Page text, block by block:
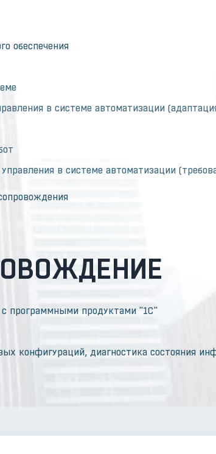
обеспечения
в системе автоматизации
в системе автоматизации
с программными продуктами "1С"
конфигураций, диагностика состояния